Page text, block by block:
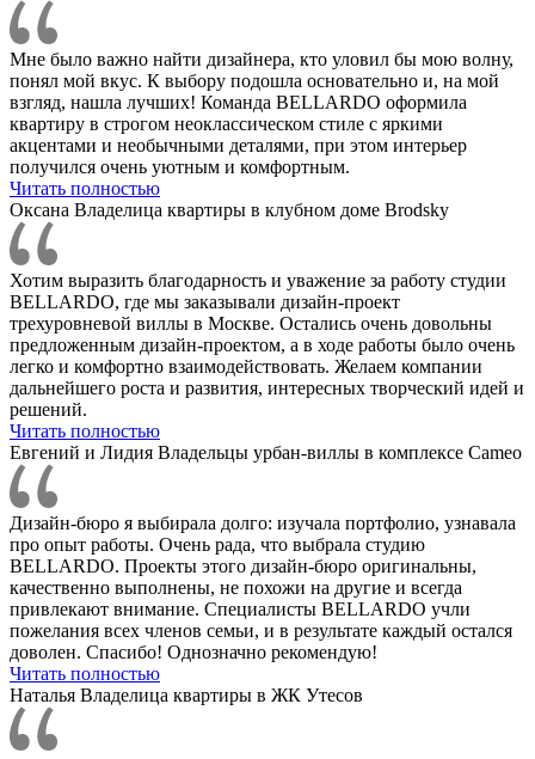
Мне было важно найти дизайнера, кто уловил бы мою волну,
понял мой вкус. К выбору подошла основательно и, на мой
взгляд, нашла лучших! Команда BELLARDO оформила
квартиру в строгом неоклассическом стиле с яркими
акцентами и необычными деталями, при этом интерьер
получился очень уютным и комфортным.
Читать полностью
Оксана Владелица квартиры в клубном доме Brodsky
Хотим выразить благодарность и уважение за работу студии
BELLARDO, где мы заказывали дизайн-проект
трехуровневой виллы в Москве. Остались очень довольны
предложенным дизайн-проектом, а в ходе работы было очень
легко и комфортно взаимодействовать. Желаем компании
дальнейшего роста и развития, интересных творческий идей и
решений.
Читать полностью
Евгений и Лидия Владельцы урбан-виллы в комплексе Cameo
Дизайн-бюро я выбирала долго: изучала портфолио, узнавала
про опыт работы. Очень рада, что выбрала студию
BELLARDO. Проекты этого дизайн-бюро оригинальны,
качественно выполнены, не похожи на другие и всегда
привлекают внимание. Специалисты BELLARDO учли
пожелания всех членов семьи, и в результате каждый остался
доволен. Спасибо! Однозначно рекомендую!
Читать полностью
Наталья Владелица квартиры в ЖК Утесов